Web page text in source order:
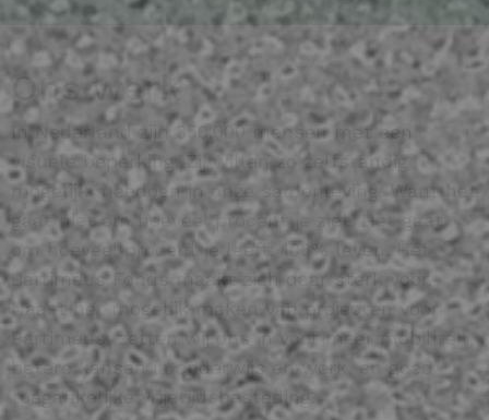
Ons werk
In Nederland zijn 350.000 mensen met een
visuele beperking. Zij willen zo zelfstandig
mogelijk meedoen in onze samenleving. Want het
gaat niet om hoeveel procent je ziet. Het gaat
om hoeveel procent je leeft: 100% leven. Het
Bartiméus Fonds maakt zich daar sterk voor.
Naast het mogelijk maken van projecten voor
Bartiméus, zetten wij ons in voor meer mobiliteit,
betere kansen in onderwijs en werk, en goed
toegankelijke vrijetijdsbesteding.